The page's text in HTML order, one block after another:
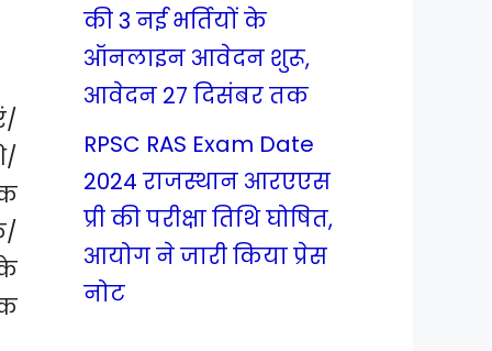
की 3 नई भर्तियों के
ऑनलाइन आवेदन शुरू,
आवेदन 27 दिसंबर तक
RPSC RAS Exam Date
2024 राजस्थान आरएएस
प्री की परीक्षा तिथि घोषित,
आयोग ने जारी किया प्रेस
नोट